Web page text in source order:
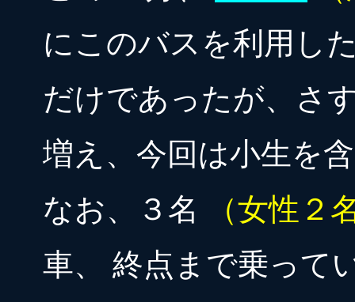
にこのバスを利用し
だけであったが、さ
増え、今回は小生を
なお、３名
（女性２
車、 終点まで乗って